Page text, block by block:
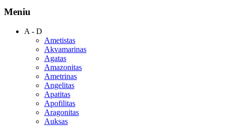
Meniu
A - D
Ametistas
Akvamarinas
Agatas
Amazonitas
Ametrinas
Angelitas
Apatitas
Apofilitas
Aragonitas
Auksas